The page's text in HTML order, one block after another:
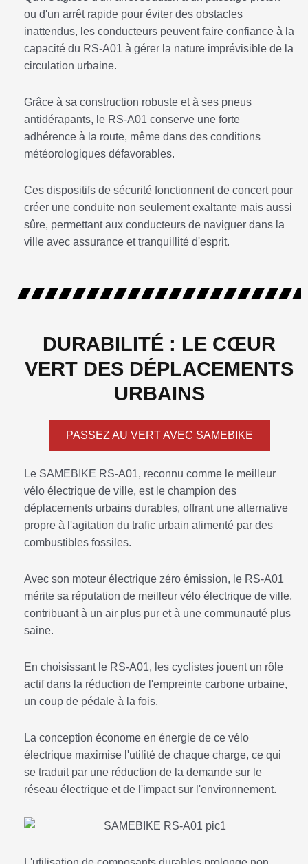
ou d'un arrêt rapide pour éviter des obstacles
inattendus, les conducteurs peuvent faire confiance à la
capacité du RS-A01 à gérer la nature imprévisible de la
circulation urbaine.
Grâce à sa construction robuste et à ses pneus
antidérapants, le RS-A01 conserve une forte
adhérence à la route, même dans des conditions
météorologiques défavorables.
Ces dispositifs de sécurité fonctionnent de concert pour
créer une conduite non seulement exaltante mais aussi
sûre, permettant aux conducteurs de naviguer dans la
ville avec assurance et tranquillité d'esprit.
DURABILITÉ : LE CŒUR
VERT DES DÉPLACEMENTS
URBAINS
PASSEZ AU VERT AVEC SAMEBIKE
Le SAMEBIKE RS-A01, reconnu comme le meilleur
vélo électrique de ville, est le champion des
déplacements urbains durables, offrant une alternative
propre à l'agitation du trafic urbain alimenté par des
combustibles fossiles.
Avec son moteur électrique zéro émission, le RS-A01
mérite sa réputation de meilleur vélo électrique de ville,
contribuant à un air plus pur et à une communauté plus
saine.
En choisissant le RS-A01, les cyclistes jouent un rôle
actif dans la réduction de l'empreinte carbone urbaine,
un coup de pédale à la fois.
La conception économe en énergie de ce vélo
électrique maximise l'utilité de chaque charge, ce qui
se traduit par une réduction de la demande sur le
réseau électrique et de l'impact sur l'environnement.